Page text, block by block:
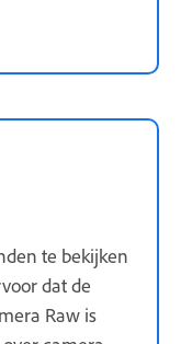
te bekijken
dat de
Raw is